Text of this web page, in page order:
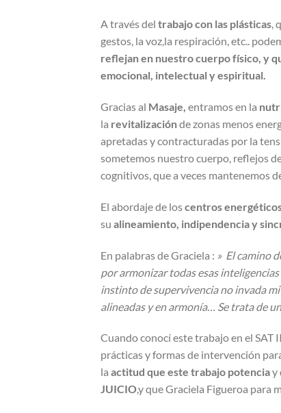
A través del trabajo con las plásticas,
gestos, la voz,la respiración, etc..
reflejan en nuestro cuerpo físico, y
emocional, intelectual y espiritual.
Gracias al Masaje, entramos en la
la revitalizaciónde zonas menos
apretadas y contracturadas por la
sometemos nuestro cuerpo, reflejos
cognitivos, que a veces mantenemos
El abordaje de loscentros
su alineamiento, indipendencia y
En palabras de Graciela : » El camino
por armonizar todas esas
instinto de supervivencia no invada
alineadas y en armonía… Se trata de
Cuando conocí este trabajo en el SAT
prácticas y formas de intervención
la actitud que este trabajo potenciay
JUICIO,y que Graciela Figueroa para